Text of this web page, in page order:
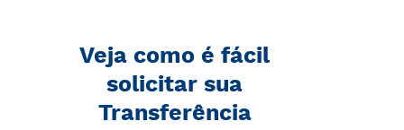
Veja como é fácil
solicitar sua
Transferência